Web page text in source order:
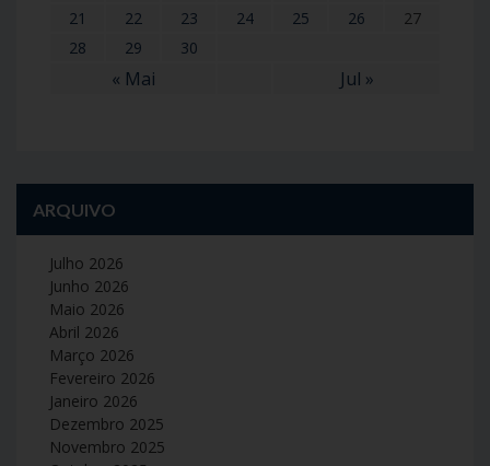
« Mai Jul »
21
22 23 24 25 26
27
28
29 30
ARQUIVO
Julho 2026
Junho 2026
Maio 2026
Abril 2026
Março 2026
Fevereiro 2026
Janeiro 2026
Dezembro 2025
Novembro 2025